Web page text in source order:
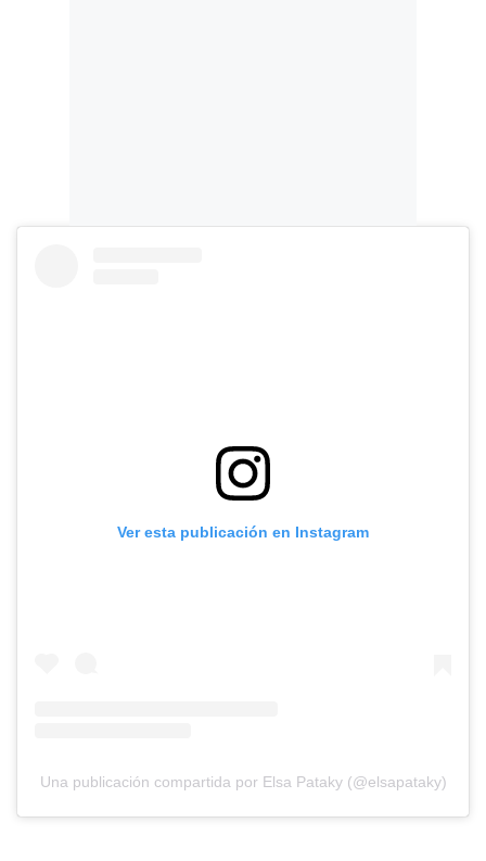
Ver esta publicación en Instagram
Una publicación compartida por Elsa Pataky (@elsapataky)